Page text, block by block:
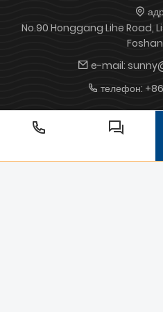
No.90 Honggang Lihe Road,
e-mail:
телефон:
Алуминиеви отливки под
Обработка на